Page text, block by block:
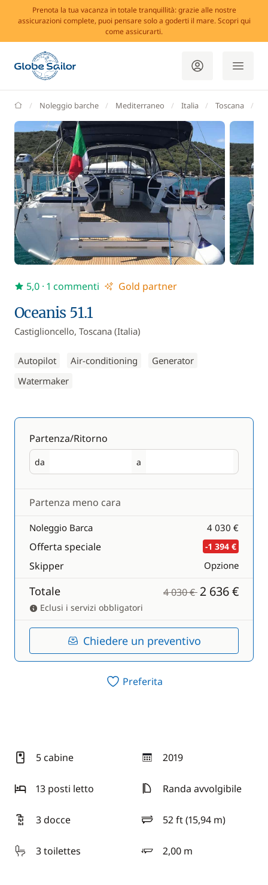
Prenota la tua vacanza in totale tranquillità: grazie alle nostre
assicurazioni complete, puoi pensare solo a goderti il mare. Scopri qui
come assicurarti.
GlobeSailor
Noleggio barche Mediterraneo Italia Toscana
Oceanis 51.1
Castiglioncello, Toscana (Italia)
Autopilot Air-conditioning
Generator
Watermaker
5,0 · 1 commenti Gold partner
Partenza/Ritorno
da
Partenza a
Ritorno
Partenza meno cara
Noleggio Barca 4 030 €
Offerta speciale -1 394 €
Skipper Opzione
Totale 4 030 €2 636 €
Eclusi i servizi obbligatori
Chiedere un preventivo
Preferita
5 cabine 2019
anno
13 posti letto
Randa avvolgibile
3 docce 52 ft (15,94 m)
lunghezza
3 toilettes
2,00 m
pescaggio